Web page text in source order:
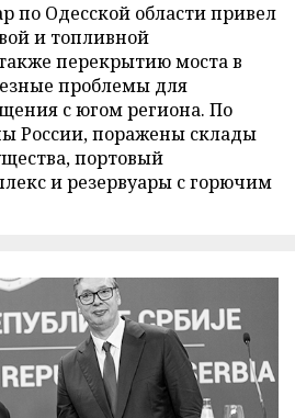
по Одесской области привел
и топливной
перекрытию моста в
проблемы для
с югом региона. По
России, поражены склады
портовый
и резервуары с горючим